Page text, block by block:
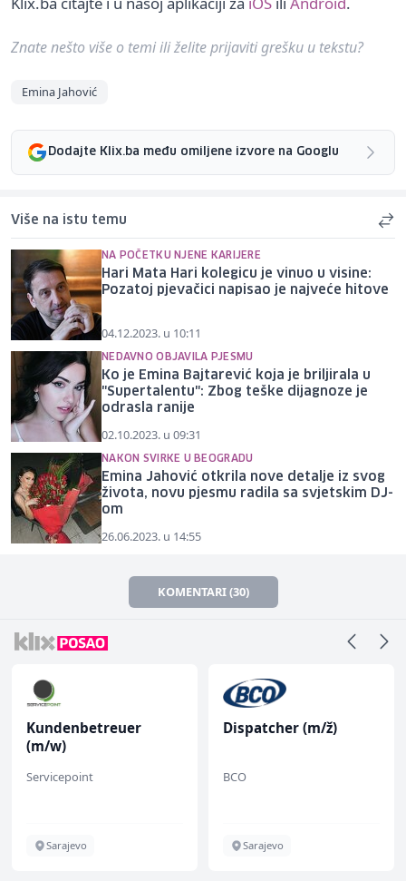
Znate nešto više o temi ili želite prijaviti grešku u tekstu?
Emina Jahović
Dodajte Klix.ba među omiljene izvore na Googlu
Više na istu temu
NA POČETKU NJENE KARIJERE
Hari Mata Hari kolegicu je vinuo u visine:
Pozatoj pjevačici napisao je najveće hitove
04.12.2023. u 10:11
NEDAVNO OBJAVILA PJESMU
Ko je Emina Bajtarević koja je briljirala u
"Supertalentu": Zbog teške dijagnoze je
odrasla ranije
02.10.2023. u 09:31
NAKON SVIRKE U BEOGRADU
Emina Jahović otkrila nove detalje iz svog
života, novu pjesmu radila sa svjetskim DJ-
om
26.06.2023. u 14:55
KOMENTARI (30)
Kundenbetreuer
(m/w)
Servicepoint
Sarajevo
Dispatcher (m/ž)
BCO
Sarajevo